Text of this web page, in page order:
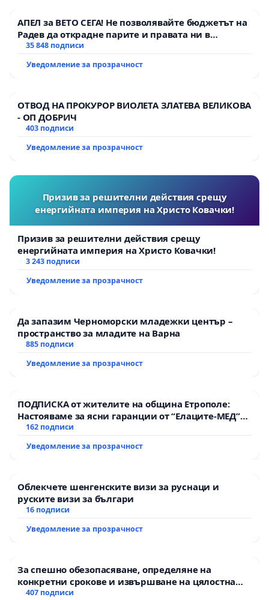
АПЕЛ за ВЕТО СЕГА! Не позволявайте бюджетът на
Радев да открадне парите и правата ни в
тъмното
35 848 подписи
Уведомление за прозрачност
ОТВОД НА ПРОКУРОР ВИОЛЕТА ЗЛАТЕВА ВЕЛИКОВА
- ОП ДОБРИЧ
403 подписи
Уведомление за прозрачност
Призив за решителни действия срещу
енергийната империя на Христо Ковачки!
Призив за решителни действия срещу
енергийната империя на Христо Ковачки!
3 243 подписи
Уведомление за прозрачност
Да запазим Черноморски младежки център –
пространство за младите на Варна
885 подписи
Уведомление за прозрачност
ПОДПИСКА от жителите на община Етрополе:
Настояваме за ясни гаранции от “Елаците-МЕД”
АД и от държавата, че ще се изпълнят всички
162 подписи
Уведомление за прозрачност
Облекчете шенгенските визи за руснаци и
руските визи за българи
16 подписи
Уведомление за прозрачност
За спешно обезопасяване, определяне на
конкретни срокове и извършване на цялостна
рехабилитация на републиканския път между
407 подписи